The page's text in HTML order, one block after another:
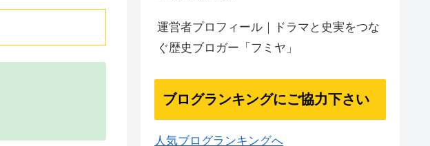
運営者プロフィール｜ドラマと史実をつな
ぐ歴史ブロガー「フミヤ」
ブログランキングにご協力下さい
人気ブログランキングへ